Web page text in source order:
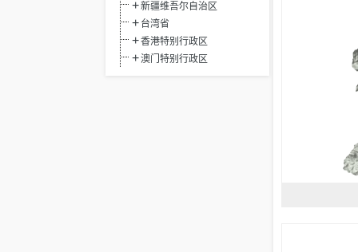
新疆维吾尔自治区
台湾省
香港特别行政区
澳门特别行政区